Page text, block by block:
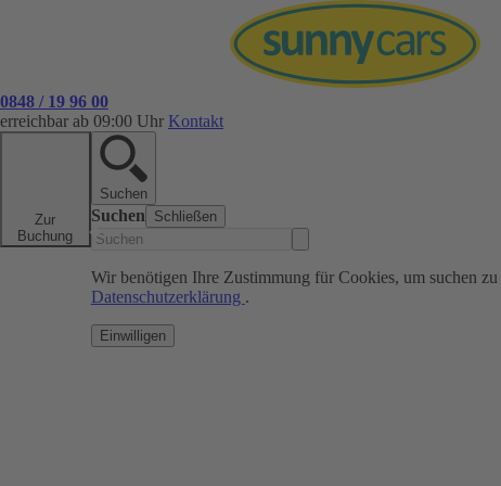
0848 / 19 96 00
erreichbar ab 09:00 Uhr Kontakt
Zur
Buchung
Suchen
Suchen Schließen
Wir benötigen Ihre Zustimmung für Cookies, um suchen
Datenschutzerklärung .
Einwilligen